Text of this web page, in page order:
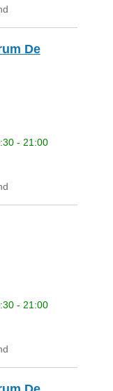
De
een lichamelijke
niet geschikt is voor
- 21:00
een lichamelijke
niet geschikt is voor
er een toilet is
- 21:00